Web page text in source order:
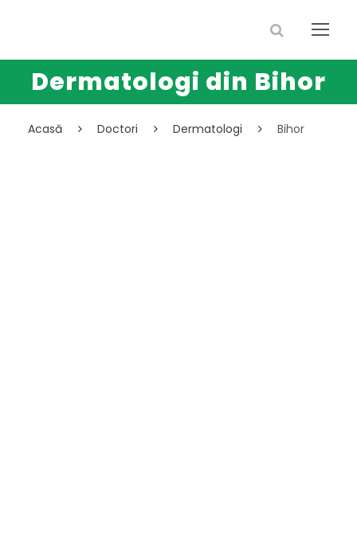
Dermatologi din Bihor
Acasă Doctori Dermatologi Bihor